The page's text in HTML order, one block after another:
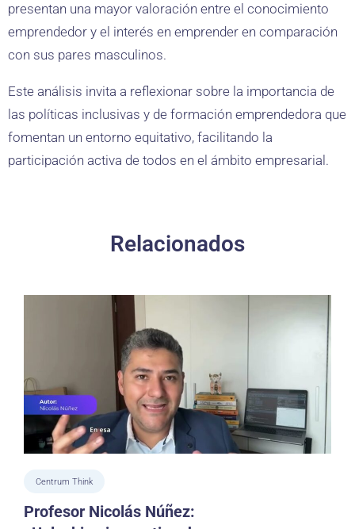
presentan una mayor valoración entre el conocimiento
emprendedor y el interés en emprender en comparación
con sus pares masculinos.
Este análisis invita a reflexionar sobre la importancia de
las políticas inclusivas y de formación emprendedora que
fomentan un entorno equitativo, facilitando la
participación activa de todos en el ámbito empresarial.
Relacionados
Centrum Think
Profesor Nicolás Núñez: